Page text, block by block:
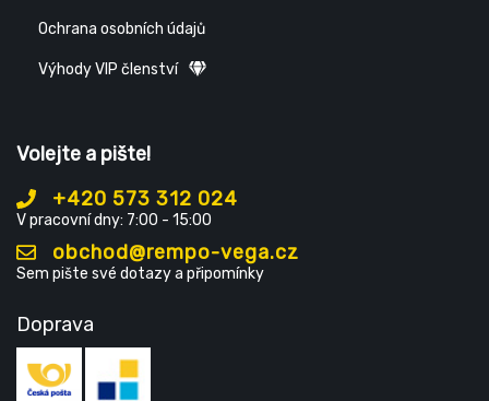
Ochrana osobních údajů
Výhody VIP členství
Volejte a pište!
+420 573 312 024
V pracovní dny: 7:00 - 15:00
obchod@rempo-vega.cz
Sem pište své dotazy a připomínky
Doprava